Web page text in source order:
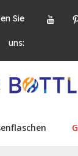
Sie
uns: